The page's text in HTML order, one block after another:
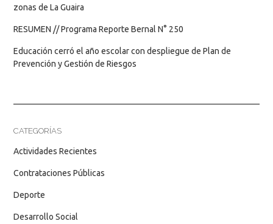
zonas de La Guaira
RESUMEN // Programa Reporte Bernal N° 250
Educación cerró el año escolar con despliegue de Plan de
Prevención y Gestión de Riesgos
CATEGORÍAS
Actividades Recientes
Contrataciones Públicas
Deporte
Desarrollo Social